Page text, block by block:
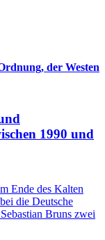
der Westen
1990 und
Ende des Kalten
die Deutsche
Bruns zwei